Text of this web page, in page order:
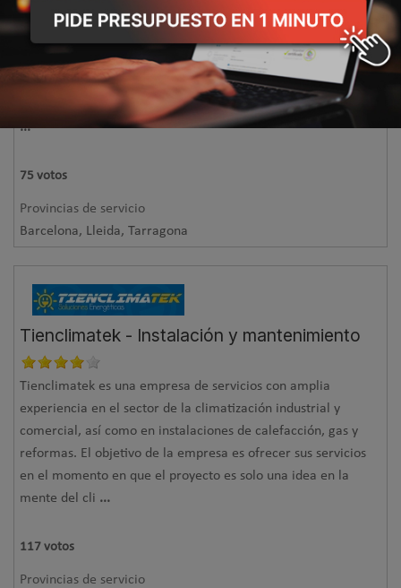
Los continuos cambios en el mercado y las necesidades cada
vez más específicas de empresas e instituciones obligan a Seit
Instalaciones a crecer y evolucionar con el objetivo de
ofrecer un servicio global e integral que cubra todas las
exigencias de sus clientes. La actividad principal de Seis Inst
...
75 votos
Provincias de servicio
Barcelona, Lleida, Tarragona
Tienclimatek - Instalación y mantenimiento
Tienclimatek es una empresa de servicios con amplia
experiencia en el sector de la climatización industrial y
comercial, así como en instalaciones de calefacción, gas y
reformas. El objetivo de la empresa es ofrecer sus servicios
en el momento en que el proyecto es solo una idea en la
mente del cli ...
117 votos
Provincias de servicio